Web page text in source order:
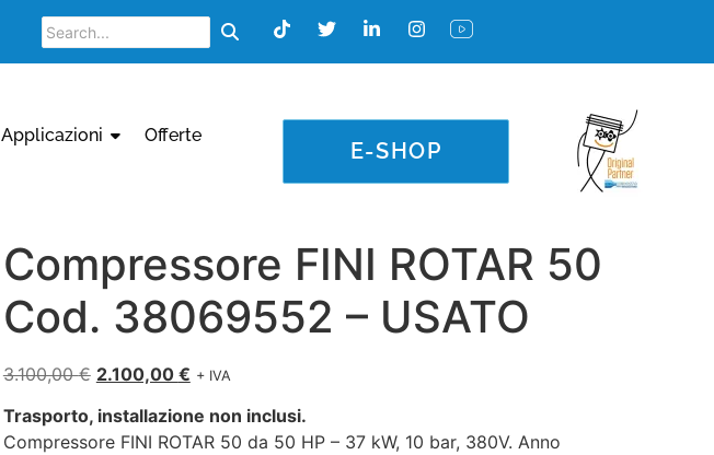
Applicazioni
Offerte
E-SHOP
Compressore FINI ROTAR 50
Cod. 38069552 – USATO
3.100,00€ 2.100,00 € + IVA
Trasporto, installazione non inclusi.
Compressore FINI ROTAR 50 da 50 HP – 37 kW, 10 bar, 380V. Anno